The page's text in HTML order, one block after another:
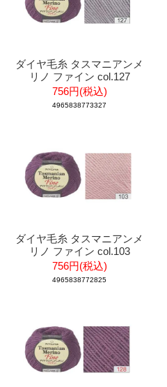
ダイヤ毛糸 タスマニアンメ
リノ ファイン col.127
756円(税込)
4965838773327
ダイヤ毛糸 タスマニアンメ
リノ ファイン col.103
756円(税込)
4965838772825